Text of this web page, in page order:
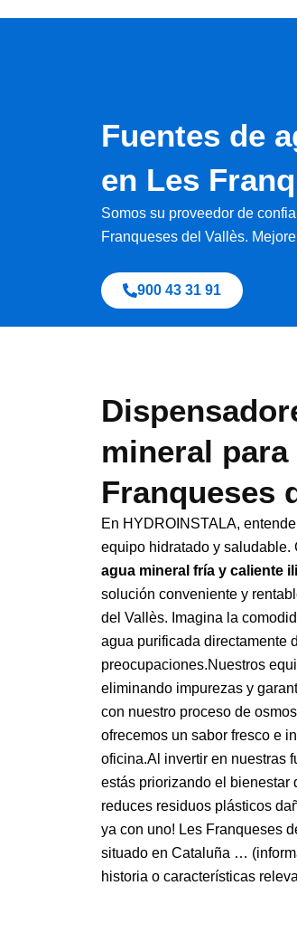
Fuentes de
en Les
Somos su proveedor de
Franqueses del Vallès.
900 43 31 91
mineral
Franqueses
En HYDROINSTALA,
equipo hidratado y saludable.
agua mineral fría y caliente
solución conveniente y
del Vallès. Imagina la
agua purificada directamente
preocupaciones.Nuestros
eliminando impurezas y
con nuestro proceso de
ofrecemos un sabor fresco e
oficina.Al invertir en nuestras
estás priorizando el bienestar
reduces residuos plásticos
ya con uno! Les Franqueses
situado en Cataluña …
historia o características